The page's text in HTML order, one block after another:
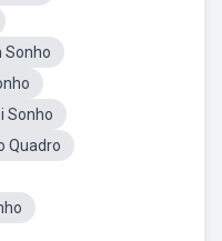
Sonho
Sonho
Quadro